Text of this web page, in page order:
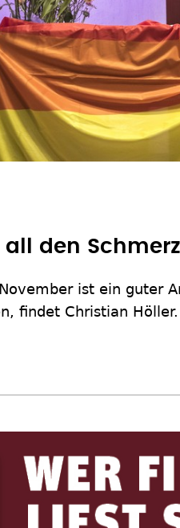
den Schmerz
ist ein guter
findet Christian Höller.